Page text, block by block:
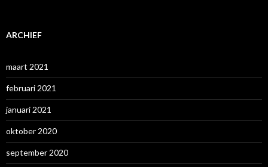
ARCHIEF
maart 2021
februari 2021
januari 2021
oktober 2020
september 2020